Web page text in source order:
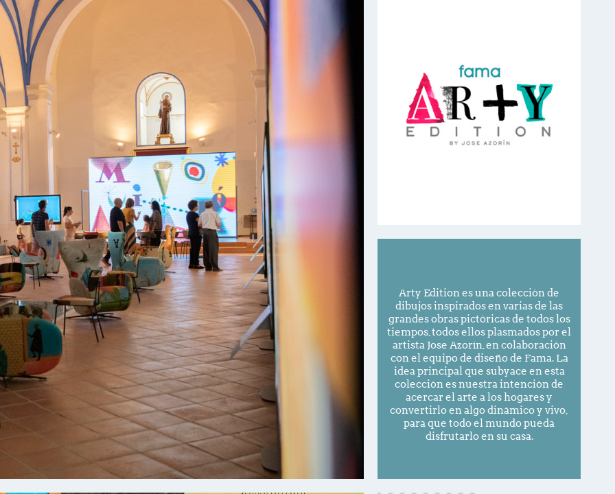
Arty Edition es una colección de
dibujos inspirados en varias de las
grandes obras pictóricas de todos los
tiempos, todos ellos plasmados por el
artista Jose Azorín, en colaboración
con el equipo de diseño de Fama. La
idea principal que subyace en esta
colección es nuestra intención de
acercar el arte a los hogares y
convertirlo en algo dinámico y vivo,
para que todo el mundo pueda
disfrutarlo en su casa.